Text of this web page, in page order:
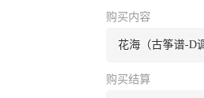
购买内容
花海（古筝谱-D
购买结算